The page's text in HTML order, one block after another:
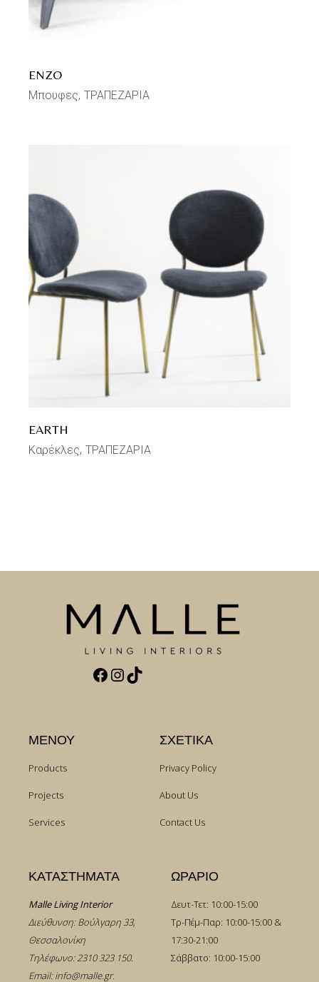
ENZO
Μπουφες ΤΡΑΠΕΖΑΡΙΑ
EARTH
Καρέκλες ΤΡΑΠΕΖΑΡΙΑ
Facebook
Instagram
TikTok
ΜΕΝΟΥ
Products
Projects
Services
ΣΧΕΤΙΚΑ
Privacy Policy
About Us
Contact Us
ΚΑΤΑΣΤΗΜΑΤΑ
Malle Living Interior
Διεύθυνση: Βούλγαρη 33,
Θεσσαλονίκη
Τηλέφωνο:2310 323 150.
Email:info@malle.gr.
ΩΡΑΡΙΟ
Δευτ-Τετ: 10:00-15:00
Τρ-Πέμ-Παρ: 10:00-15:00 &
17:30-21:00
Σάββατο: 10:00-15:00